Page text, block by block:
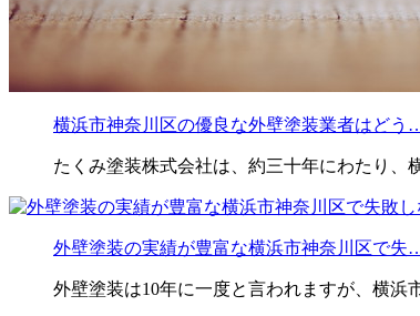
横浜市神奈川区の優良な外壁塗装業者はどう
たくみ塗装株式会社は、約三十年にわたり
外壁塗装の実績が豊富な横浜市神奈川区で失
外壁塗装は10年に一度と言われますが、横